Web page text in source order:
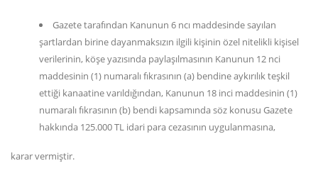
Gazete tarafından Kanunun 6 ncı maddesinde sayılan
şartlardan birine dayanmaksızın ilgili kişinin özel nitelikli kişisel
verilerinin, köşe yazısında paylaşılmasının Kanunun 12 nci
maddesinin (1) numaralı fıkrasının (a) bendine aykırılık teşkil
ettiği kanaatine varıldığından, Kanunun 18 inci maddesinin (1)
numaralı fıkrasının (b) bendi kapsamında söz konusu Gazete
hakkında 125.000 TL idari para cezasının uygulanmasına,
karar vermiştir.